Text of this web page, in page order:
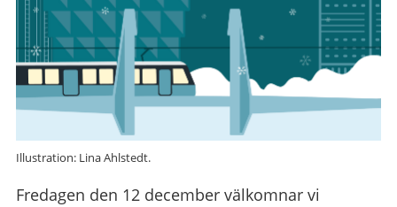
Illustration: Lina Ahlstedt.
Fredagen den 12 december välkomnar vi